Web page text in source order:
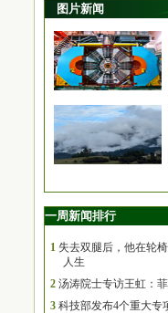
图片新闻
一周新闻排行
1 失去双腿后，他在轮
人生
2 汤涛院士专访王虹：
3 科技部发布4个重大专